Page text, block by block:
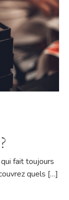
fait toujours
quels […]